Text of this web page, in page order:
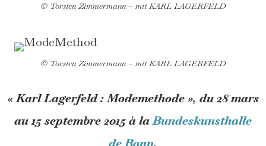
© Torsten Zimmermann – mit KARL LAGERFELD
© Torsten Zimmermann – mit KARL LAGERFELD
« Karl Lagerfeld : Modemethode », du 28 mars
au 15 septembre 2015 à laBundeskunsthalle
de Bonn.